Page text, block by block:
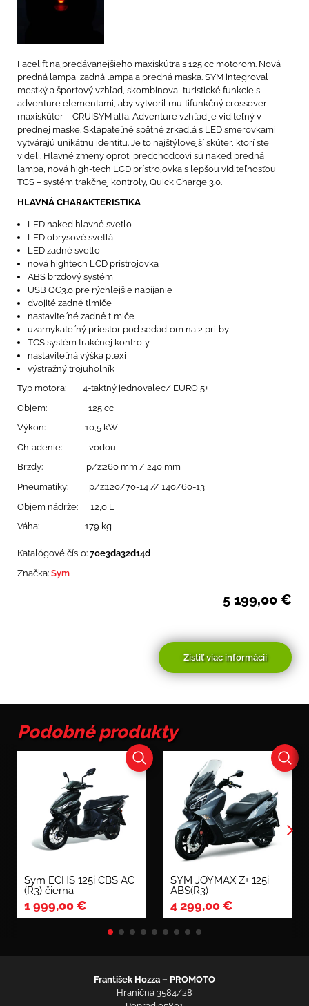
Facelift najpredávanejšieho maxiskútra s 125 cc motorom. Nová
predná lampa, zadná lampa a predná maska. SYM integroval
mestký a športový vzhľad, skombinoval turistické funkcie s
adventure elementami, aby vytvoril multifunkčný crossover
maxiskúter – CRUISYM alfa. Adventure vzhľad je viditeľný v
prednej maske. Sklápateľné spätné zrkadlá s LED smerovkami
vytvárajú unikátnu identitu. Je to najštýlovejší skúter, ktorí ste
videli. Hlavné zmeny oproti predchodcovi sú naked predná
lampa, nová high-tech LCD prístrojovka s lepšou viditeľnosťou,
TCS – systém trakčnej kontroly, Quick Charge 3.0.
HLAVNÁ CHARAKTERISTIKA
LED naked hlavné svetlo
LED obrysové svetlá
LED zadné svetlo
nová hightech LCD prístrojovka
ABS brzdový systém
USB QC3.0 pre rýchlejšie nabíjanie
dvojité zadné tlmiče
nastaviteľné zadné tlmiče
uzamykateľný priestor pod sedadlom na 2 prilby
TCS systém trakčnej kontroly
nastaviteľná výška plexi
výstražný trojuholník
Typ motora: 4-taktný jednovalec/ EURO 5+
Objem: 125 cc
Výkon: 10,5 kW
Chladenie: vodou
Brzdy: p/z:260 mm / 240 mm
Pneumatiky: p/z:120/70-14 // 140/60-13
Objem nádrže: 12,0 L
Váha: 179 kg
Katalógové číslo: 70e3da32d14d
Značka: Sym
5 199,00 €
Zistiť viac informácií
Podobné produkty
Sym ECHS 125i CBS AC
(R3) čierna
1 999,00€
SYM JOYMAX Z+ 125i
ABS(R3)
4 299,00€
František Hozza – PROMOTO
Hraničná 3584/28